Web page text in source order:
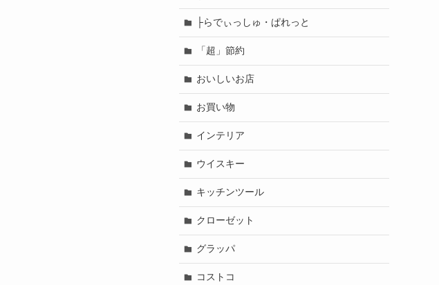
├らでぃっしゅ・ぱれっと
「超」節約
おいしいお店
お買い物
インテリア
ウイスキー
キッチンツール
クローゼット
グラッパ
コストコ